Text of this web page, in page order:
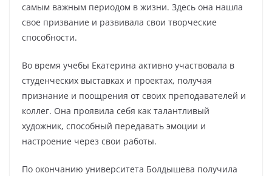
самым важным периодом в жизни. Здесь она нашла
свое призвание и развивала свои творческие
способности.
Во время учебы Екатерина активно участвовала в
студенческих выставках и проектах, получая
признание и поощрения от своих преподавателей и
коллег. Она проявила себя как талантливый
художник, способный передавать эмоции и
настроение через свои работы.
По окончанию университета Болдышева получила